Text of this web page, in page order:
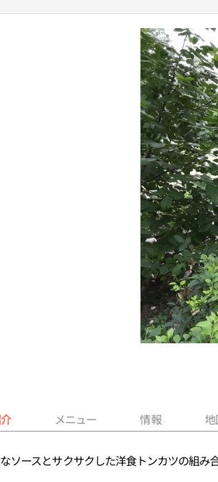
メニュー 情報 地
ソースとサクサクした洋食トンカツの組み